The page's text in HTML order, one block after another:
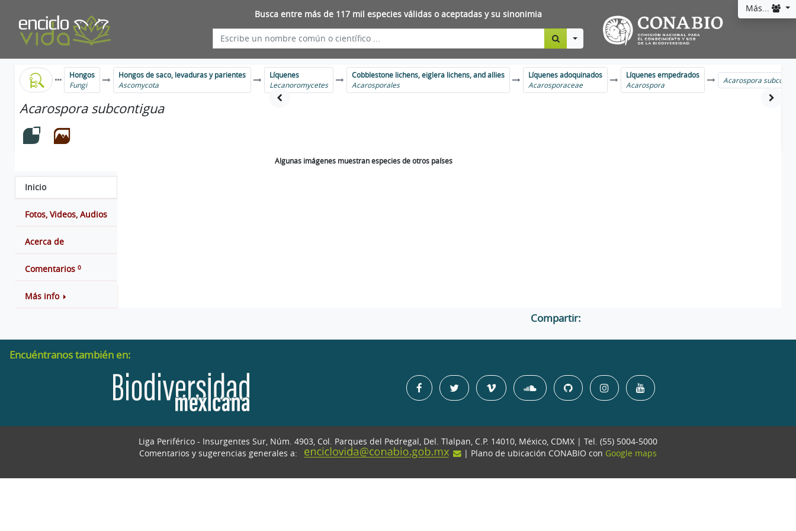
Más...
Busca entre más de 117 mil especies válidas o aceptadas y su sinonimia
Toggle Dropdown
Hongos
Fungi
Hongos de saco, levaduras y parientes
Ascomycota
Líquenes
Lecanoromycetes
Cobblestone lichens, eiglera lichens, and allies
Acarosporales
Líquenes adoquinados
Acarosporaceae
Líquenes empedrados
Acarospora
Acarospora
Acarospora subcontigua
Algunas imágenes muestran especies de otros países
Inicio
Fotos, Videos, Audios
Acerca de
Comentarios 0
Más info
Compartir:
Encuéntranos también en:
Liga Periférico - Insurgentes Sur, Núm. 4903, Col. Parques del Pedregal, Del. Tlalpan, C.P. 14010, México, CDMX | Tel. (55) 5004-5000
Comentarios y sugerencias generales a:
| Plano de ubicación CONABIO con Google maps